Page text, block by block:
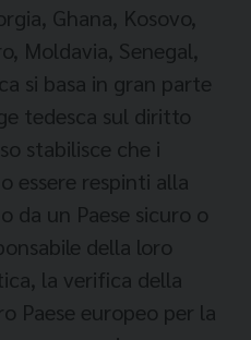
Ghana, Kosovo,
Moldavia, Senegal,
si basa in gran parte
tedesca sul diritto
stabilisce che i
essere respinti alla
da un Paese sicuro o
della loro
la verifica della
Paese europeo per la